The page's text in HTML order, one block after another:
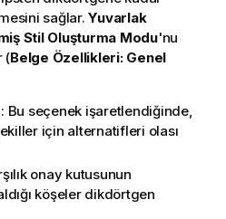
sağlar.Yuvarlak
Stil Oluşturma Modu'nu
(Belge Özellikleri: Genel
: Bu seçenek işaretlendiğinde,
için alternatifleri olası
onay kutusunun
köşeler dikdörtgen